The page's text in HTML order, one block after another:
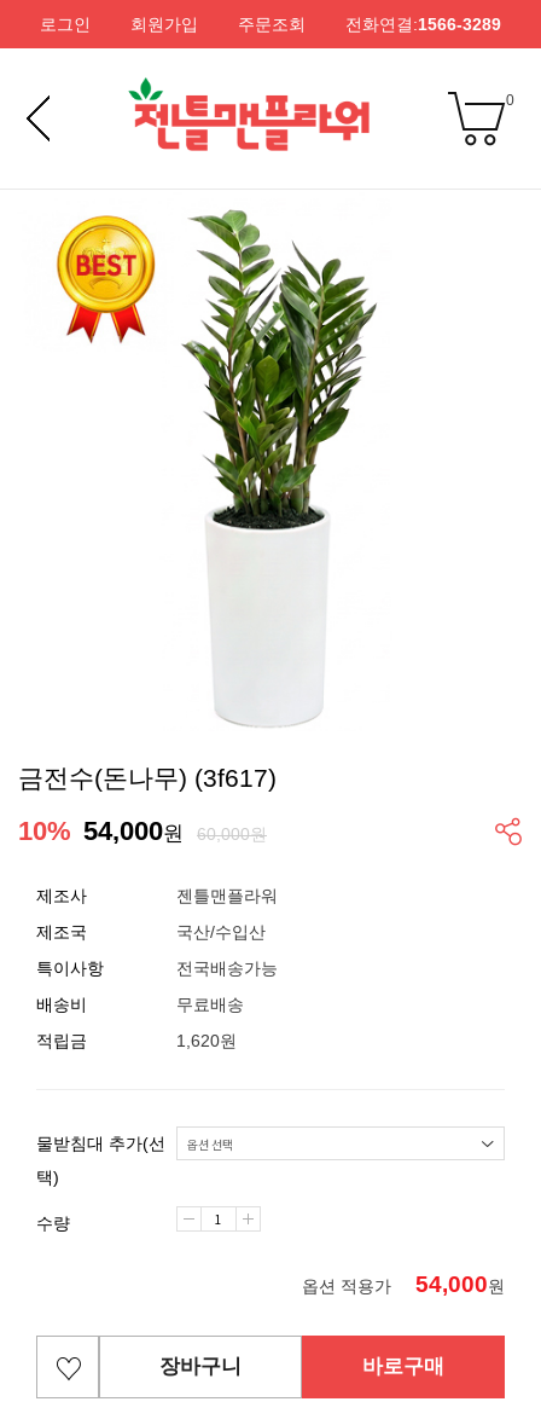
로그인 회원가입 주문조회 전화연결:1566-3289
0
금전수(돈나무) (3f617)
10% 54,000원 60,000원
제조사
젠틀맨플라워
제조국
국산/수입산
특이사항
전국배송가능
배송비
무료배송
적립금
1,620원
물받침대 추가(선
택)
수량
옵션 적용가 54,000원
장바구니 바로구매